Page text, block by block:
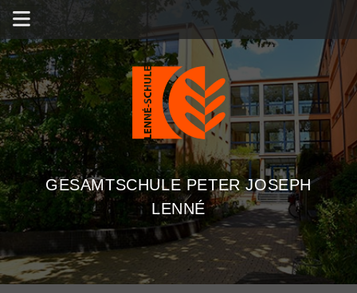
GESAMTSCHULE PETER JOSEPH
LENNÉ